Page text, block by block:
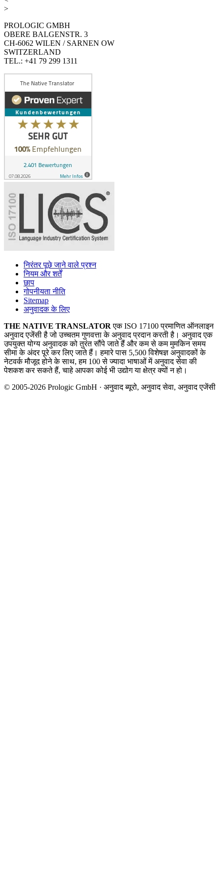
>
PROLOGIC GMBH
OBERE BALGENSTR. 3
CH-6062 WILEN / SARNEN OW
SWITZERLAND
TEL.: +41 79 299 1311
निरंतर पूछे जाने वाले प्रश्न
नियम और शर्तें
छाप
गोपनीयता नीति
Sitemap
अनुवादक के लिए
THE NATIVE TRANSLATORएक ISO 17100 प्रमाणित ऑनलाइन
अनुवाद एजेंसी है जो उच्चतम गुणवत्ता के अनुवाद प्रदान करती है। अनुवाद एक
उपयुक्त योग्य अनुवादक को तुरंत सौंपे जाते हैं और कम से कम मुमकिन समय
सीमा के अंदर पूरे कर लिए जाते हैं। हमारे पास 5,500 विशेषज्ञ अनुवादकों के
नेटवर्क मौजूद होने के साथ, हम 100 से ज्यादा भाषाओं में अनुवाद सेवा की
पेशकश कर सकते हैं, चाहे आपका कोई भी उद्योग या क्षेत्र क्यों न हो।
© 2005-2026 Prologic GmbH · अनुवाद ब्यूरो, अनुवाद सेवा, अनुवाद एजेंसी